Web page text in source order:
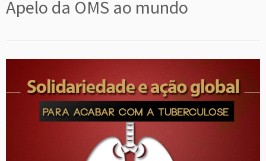
content
Apelo da OMS ao mundo